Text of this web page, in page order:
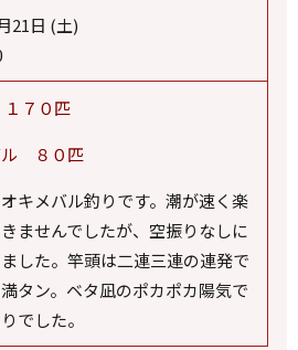
21日 (土)
７０匹
ル ８０匹
キメバル釣りです。潮が速く楽
ませんでしたが、空振りなしに
した。竿頭は二連三連の連発で
タン。ベタ凪のポカポカ陽気で
でした。